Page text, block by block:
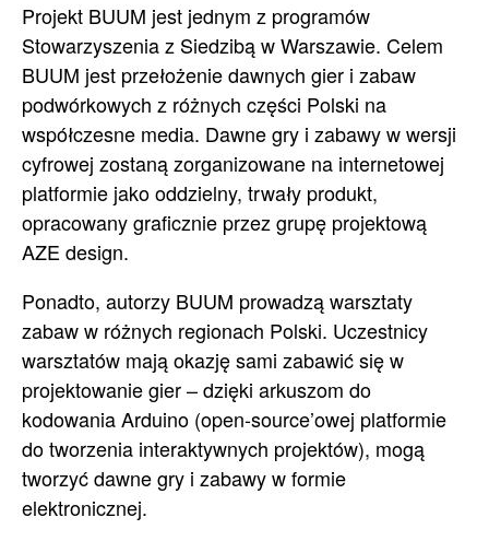
Projekt BUUM jest jednym z programów
Stowarzyszenia z Siedzibą w Warszawie. Celem
BUUM jest przełożenie dawnych gier i zabaw
podwórkowych z różnych części Polski na
współczesne media. Dawne gry i zabawy w wersji
cyfrowej zostaną zorganizowane na internetowej
platformie jako oddzielny, trwały produkt,
opracowany graficznie przez grupę projektową
AZE design.
Ponadto, autorzy BUUM prowadzą warsztaty
zabaw w różnych regionach Polski. Uczestnicy
warsztatów mają okazję sami zabawić się w
projektowanie gier – dzięki arkuszom do
kodowania Arduino (open-source’owej platformie
do tworzenia interaktywnych projektów), mogą
tworzyć dawne gry i zabawy w formie
elektronicznej.